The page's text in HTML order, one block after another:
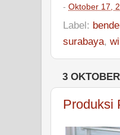
- Oktober 17,
Label:
surabaya,
3
Produksi